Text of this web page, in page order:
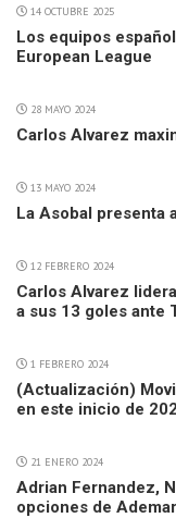
14 OCTUBRE 2025
Los equipos
European League
28 MAYO 2024
Carlos Alvarez
13 MAYO 2024
La Asobal presenta
12 FEBRERO 2024
Carlos Alvarez
a sus 13 goles ante
1 FEBRERO 2024
(Actualización)
en este inicio de
21 ENERO 2024
Adrian Fernandez,
opciones de